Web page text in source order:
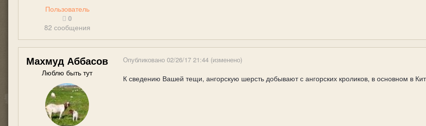
Пользователь
0
82 сообщения
Махмуд Аббасов
Люблю быть тут
Опубликовано 02/26/17 21:44 (изменено)
К сведению Вашей тещи, ангорскую шерсть добывают с ангорских кроликов, в основном в